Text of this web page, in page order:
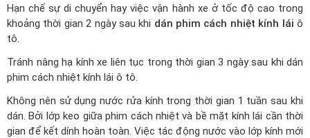
Hạn chế sự di chuyển hay việc vận hành xe ở tốc độ cao trong
khoảng thời gian 2 ngày sau khi dán phim cách nhiệt kính lái ô
tô.
Tránh nâng hạ kính xe liên tục trong thời gian 3 ngày sau khi dán
phim cách nhiệt kính lái ô tô.
Không nên sử dụng nước rửa kính trong thời gian 1 tuần sau khi
dán. Bởi lớp keo giữa phim cách nhiệt và bề mặt kính lái cần thời
gian để kết dính hoàn toàn. Việc tác động nước vào lớp kính mới